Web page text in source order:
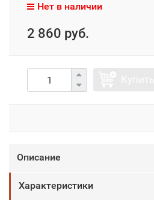
Нет в наличии
2 860 руб.
Описание
Характеристики